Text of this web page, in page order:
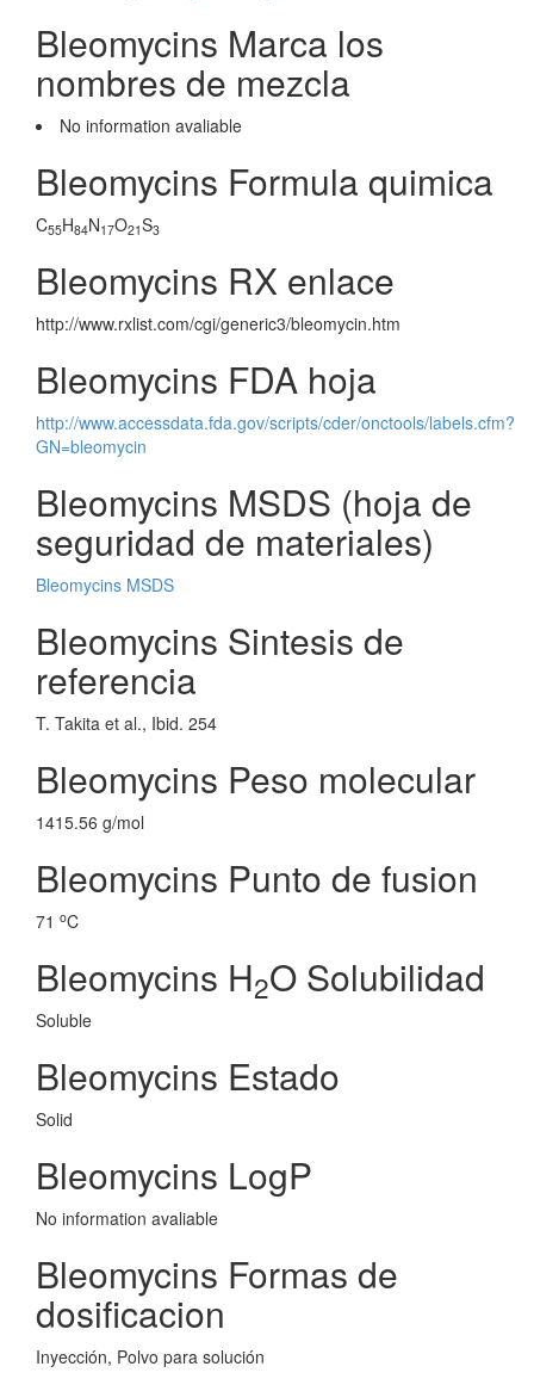
Bleomycins Marca los
nombres de mezcla
No information avaliable
Bleomycins Formula quimica
C55H84N17O21S3
Bleomycins RX enlace
http://www.rxlist.com/cgi/generic3/bleomycin.htm
Bleomycins FDA hoja
http://www.accessdata.fda.gov/scripts/cder/onctools/labels.cfm?
GN=bleomycin
Bleomycins MSDS (hoja de
seguridad de materiales)
Bleomycins MSDS
Bleomycins Sintesis de
referencia
T. Takita et al., Ibid. 254
Bleomycins Peso molecular
1415.56 g/mol
Bleomycins Punto de fusion
71 oC
Bleomycins H2O Solubilidad
Soluble
Bleomycins Estado
Solid
Bleomycins LogP
No information avaliable
Bleomycins Formas de
dosificacion
Inyección, Polvo para solución